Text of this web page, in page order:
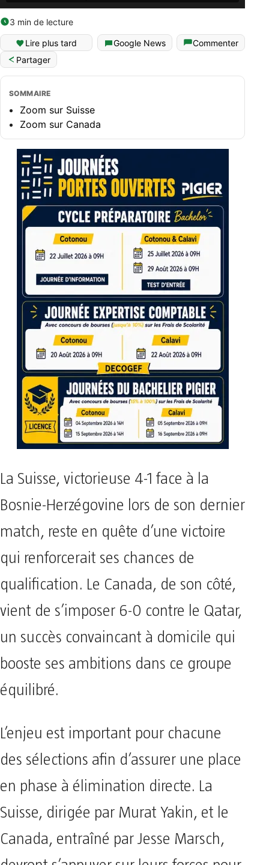
3 min de lecture
Lire plus tard Google News
Commenter
Partager
SOMMAIRE
Zoom sur Suisse
Zoom sur Canada
La Suisse, victorieuse 4-1 face à la
Bosnie-Herzégovine lors de son dernier
match, reste en quête d’une victoire
qui renforcerait ses chances de
qualification. Le Canada, de son côté,
vient de s’imposer 6-0 contre le Qatar,
un succès convaincant à domicile qui
booste ses ambitions dans ce groupe
équilibré.
L’enjeu est important pour chacune
des sélections afin d’assurer une place
en phase à élimination directe. La
Suisse, dirigée par Murat Yakin, et le
Canada, entraîné par Jesse Marsch,